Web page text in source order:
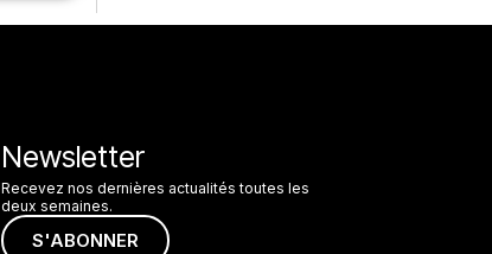
Newsletter
Recevez nos dernières actualités toutes les
deux semaines.
S'ABONNER